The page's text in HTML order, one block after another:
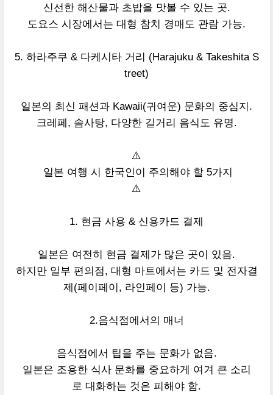
신선한 해산물과 초밥을 맛볼 수 있는 곳.
도요스 시장에서는 대형 참치 경매도 관람 가능.
5. 하라주쿠 & 다케시타 거리 (Harajuku & Takeshita S
treet)
일본의 최신 패션과 Kawaii(귀여운) 문화의 중심지.
크레페, 솜사탕, 다양한 길거리 음식도 유명.
⚠️
일본 여행 시 한국인이 주의해야 할 5가지
⚠️
1. 현금 사용 & 신용카드 결제
일본은 여전히 현금 결제가 많은 곳이 있음.
하지만 일부 편의점, 대형 마트에서는 카드 및 전자결
제(페이페이, 라인페이 등) 가능.
2.음식점에서의 매너
음식점에서 팁을 주는 문화가 없음.
일본은 조용한 식사 문화를 중요하게 여겨 큰 소리
로 대화하는 것은 피해야 함.